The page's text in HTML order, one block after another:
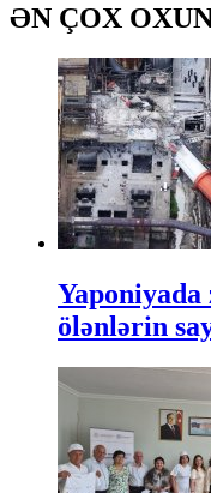
ƏN ÇOX
Yaponiyada
ölənlərin